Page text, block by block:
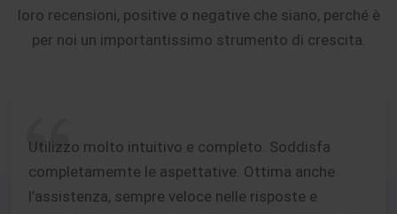
loro recensioni, positive o negative che siano, perché è
per noi un importantissimo strumento di crescita.
Utilizzo molto intuitivo e completo. Soddisfa
completamemte le aspettative. Ottima anche
l’assistenza, sempre veloce nelle risposte e